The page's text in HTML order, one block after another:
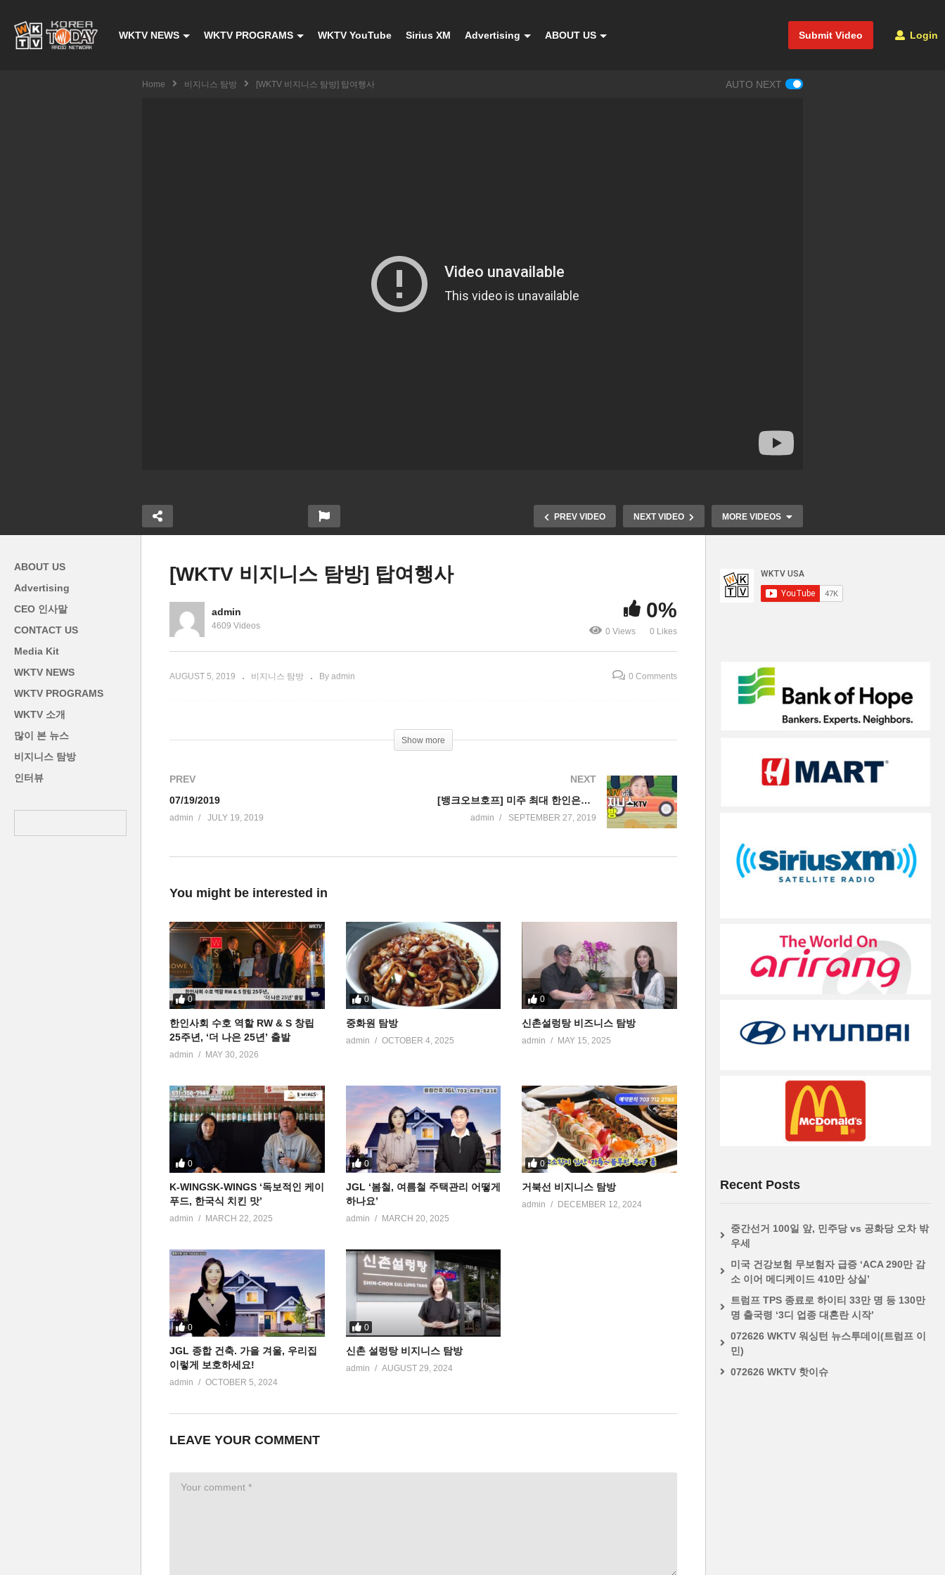
Submit Video Login
WKTV NEWS WKTV PROGRAMS WKTV YouTube Sirius XM Advertising ABOUT US
Home 비지니스 탐방 [WKTV 비지니스 탐방] 탑여행사 AUTO NEXT
PREV VIDEO NEXT VIDEO MORE VIDEOS
[WKTV 비지니스 탐방] 탑여
브호프 애난데일 지점
ABOUT US
Advertising
CEO 인사말
CONTACT US
Media Kit
WKTV NEWS
WKTV PROGRAMS
WKTV 소개
많이 본 뉴스
비지니스 탐방
인터뷰
[WKTV 비지니스 탐방] 탑여행사
admin
4609 Videos
0%
0 Views 0 Likes
AUGUST 5, 2019 비지니스 탐방 By admin 0 Comments
Show more
PREV
07/19/2019
admin JULY 19, 2019
NEXT
[뱅크오브호프] 미주 최대 한인은행 탐방 Bank of Hope
admin SEPTEMBER 27, 2019
You might be interested in
0
한인사회 수호 역할 RW & S 창립
25주년, ‘더 나은 25년’ 출발
admin MAY 30, 2026
0
중화원 탐방
admin OCTOBER 4, 2025
0
신촌설렁탕 비즈니스 탐방
admin MAY 15, 2025
0
K-WINGSK-WINGS ‘독보적인 케이
푸드, 한국식 치킨 맛’
admin MARCH 22, 2025
0
JGL ‘봄철, 여름철 주택관리 어떻게
하나요’
admin MARCH 20, 2025
0
거북선 비지니스 탐방
admin DECEMBER 12, 2024
0
JGL 종합 건축. 가을 겨울, 우리집
이렇게 보호하세요!
admin OCTOBER 5, 2024
0
신촌 설렁탕 비지니스 탐방
admin AUGUST 29, 2024
LEAVE YOUR COMMENT
Recent Posts
중간선거 100일 앞, 민주당 vs 공화당 오차 밖
우세
미국 건강보험 무보험자 급증 ‘ACA 290만 감
소 이어 메디케이드 410만 상실’
트럼프 TPS 종료로 하이티 33만 명 등 130만
명 출국령 ‘3디 업종 대혼란 시작’
072626 WKTV 워싱턴 뉴스투데이(트럼프 이
민)
072626 WKTV 핫이슈